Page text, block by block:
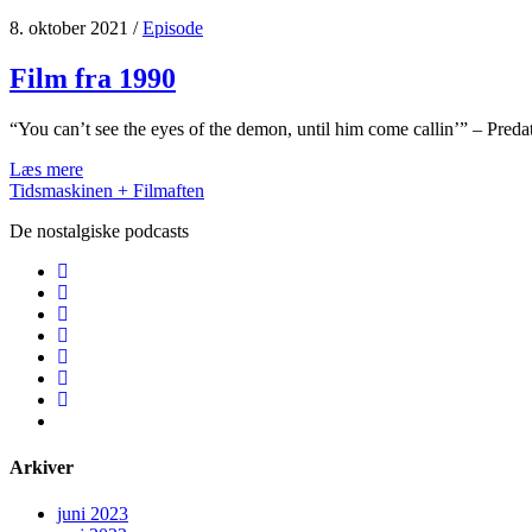
8. oktober 2021 /Episode
Film fra 1990
“You can’t see the eyes of the demon, until him come callin’” –
Læs mereFilm
fra
Tidsmaskinen + Filmaften
De nostalgiske podcasts
Arkiver
juni 2023